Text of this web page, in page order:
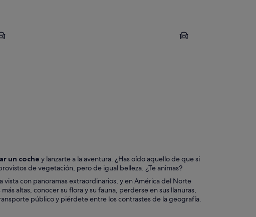
Las Vegas
un coche y lanzarte a la aventura. ¿Has oído aquello de que si
de vegetación, pero de igual belleza. ¿Te animas?
con panoramas extraordinarios, y en América del Norte
altas, conocer su flora y su fauna, perderse en sus llanuras,
público y piérdete entre los contrastes de la geografía.